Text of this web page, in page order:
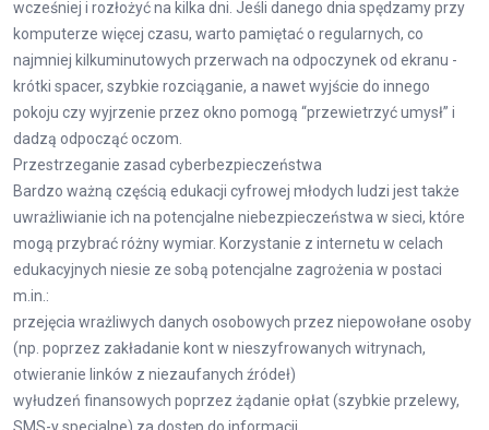
wcześniej i rozłożyć na kilka dni. Jeśli danego dnia spędzamy przy
komputerze więcej czasu, warto pamiętać o regularnych, co
najmniej kilkuminutowych przerwach na odpoczynek od ekranu -
krótki spacer, szybkie rozciąganie, a nawet wyjście do innego
pokoju czy wyjrzenie przez okno pomogą “przewietrzyć umysł” i
dadzą odpocząć oczom.
Przestrzeganie zasad cyberbezpieczeństwa
Bardzo ważną częścią edukacji cyfrowej młodych ludzi jest także
uwrażliwianie ich na potencjalne niebezpieczeństwa w sieci, które
mogą przybrać różny wymiar. Korzystanie z internetu w celach
edukacyjnych niesie ze sobą potencjalne zagrożenia w postaci
m.in.:
przejęcia wrażliwych danych osobowych przez niepowołane osoby
(np. poprzez zakładanie kont w nieszyfrowanych witrynach,
otwieranie linków z niezaufanych źródeł)
wyłudzeń finansowych poprzez żądanie opłat (szybkie przelewy,